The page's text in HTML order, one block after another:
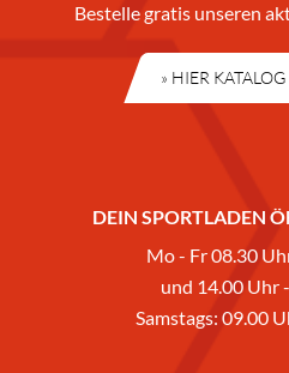
Bestelle gratis unseren
» HIER
DEIN SPORTLADEN
Mo - Fr 08.30
und 14.00 Uhr
Samstags: 09.00